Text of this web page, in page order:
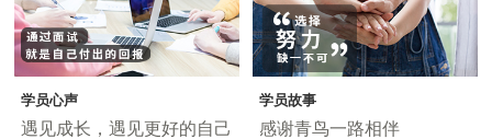
学员心声
遇见成长，遇见更好的自己
学员故事
感谢青鸟一路相伴